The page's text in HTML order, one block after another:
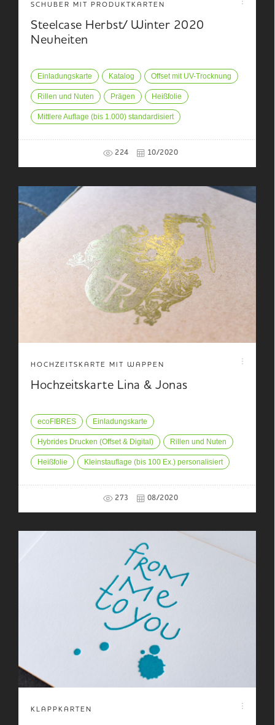
SCHUBER MIT PRODUKTKARTEN
Steelcase Herbst/ Winter 2020
Neuheiten
Einladungskarte Katalog Offset mit UV-Trocknung
Rillen und Nuten Prägen Heißfolie
Mittlere Auflage (bis 1.000) standardisiert
224 10/2020
HOCHZEITSKARTE MIT WAPPEN
Hochzeitskarte Lina & Jonas
ecoFIBRES Einladungskarte
Hybrides Drucken (Offset & Digital) Rillen und Nuten
Heißfolie Kleinstauflage (bis 100 Ex.) personalisiert
273 08/2020
KLAPPKARTEN